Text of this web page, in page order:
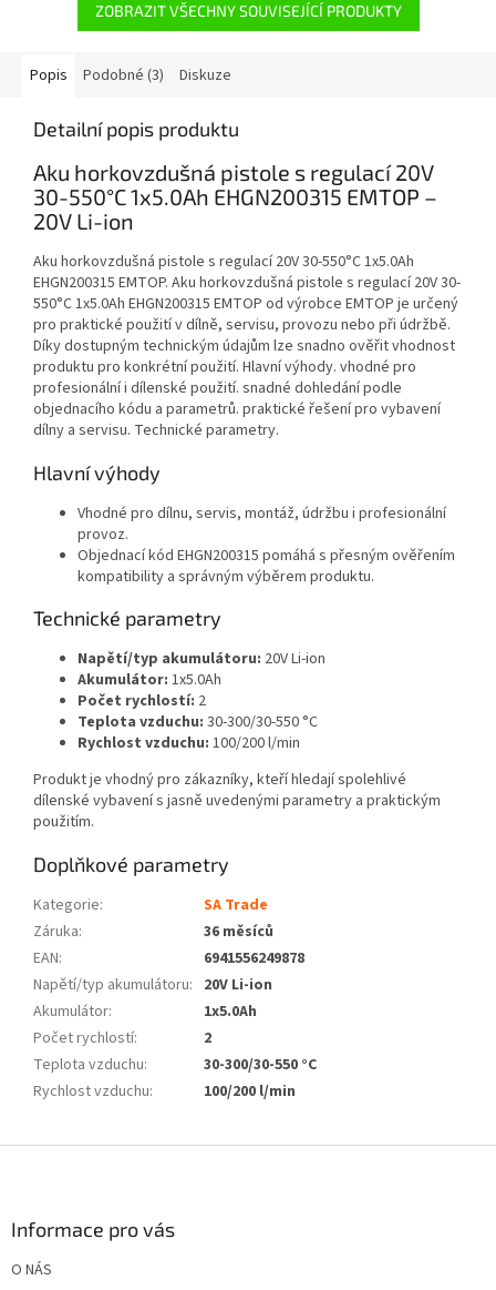
ZOBRAZIT VŠECHNY SOUVISEJÍCÍ PRODUKTY
Popis Podobné (3) Diskuze
Detailní popis produktu
Aku horkovzdušná pistole s regulací 20V
30-550°C 1x5.0Ah EHGN200315 EMTOP –
20V Li-ion
Aku horkovzdušná pistole s regulací 20V 30-550°C 1x5.0Ah
EHGN200315 EMTOP. Aku horkovzdušná pistole s regulací 20V 30-
550°C 1x5.0Ah EHGN200315 EMTOP od výrobce EMTOP je určený
pro praktické použití v dílně, servisu, provozu nebo při údržbě.
Díky dostupným technickým údajům lze snadno ověřit vhodnost
produktu pro konkrétní použití. Hlavní výhody. vhodné pro
profesionální i dílenské použití. snadné dohledání podle
objednacího kódu a parametrů. praktické řešení pro vybavení
dílny a servisu. Technické parametry.
Hlavní výhody
Vhodné pro dílnu, servis, montáž, údržbu i profesionální
provoz.
Objednací kód EHGN200315 pomáhá s přesným ověřením
kompatibility a správným výběrem produktu.
Technické parametry
Napětí/typ akumulátoru: 20V Li-ion
Akumulátor: 1x5.0Ah
Počet rychlostí: 2
Teplota vzduchu: 30-300/30-550 °C
Rychlost vzduchu: 100/200 l/min
Produkt je vhodný pro zákazníky, kteří hledají spolehlivé
dílenské vybavení s jasně uvedenými parametry a praktickým
použitím.
Doplňkové parametry
Kategorie:
SA Trade
Záruka:
36 měsíců
EAN:
6941556249878
Napětí/typ akumulátoru: 20V Li-ion
Akumulátor:
1x5.0Ah
Počet rychlostí:
2
Teplota vzduchu:
30-300/30-550 °C
Rychlost vzduchu: 100/200 l/min
Informace pro vás
O NÁS